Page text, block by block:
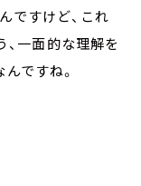
ですけど、これ
、一面的な理解を
ですね。